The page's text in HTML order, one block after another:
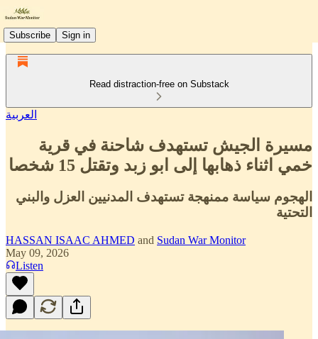
Subscribe Sign in
Read distraction-free on Substack
العربية
مسيرة الجيش تستهدف شاحنة في قرية
خمي اثناء ذهابها إلى ابو زبد وتقتل 15 شخصا
الهجوم سياسة ممنهجة تستهدف المدنيين العزل والبني
التحتية
HASSAN ISAAC AHMED and Sudan War Monitor
May 09, 2026
Listen